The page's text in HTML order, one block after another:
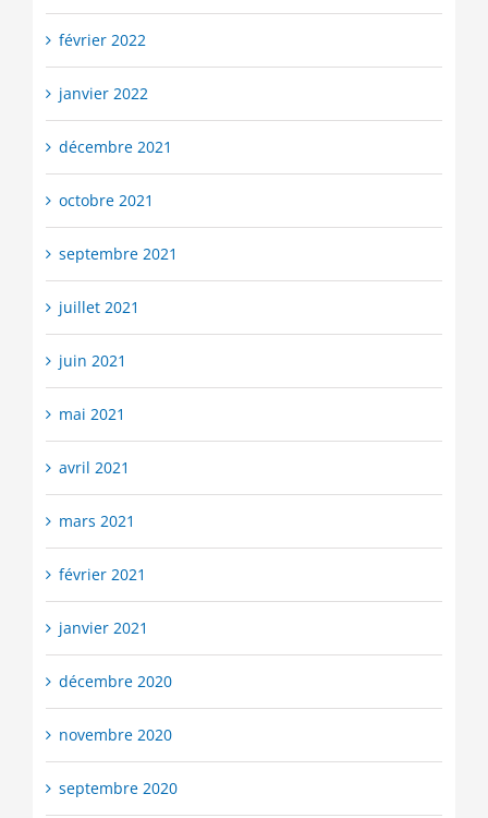
février 2022
janvier 2022
décembre 2021
octobre 2021
septembre 2021
juillet 2021
juin 2021
mai 2021
avril 2021
mars 2021
février 2021
janvier 2021
décembre 2020
novembre 2020
septembre 2020